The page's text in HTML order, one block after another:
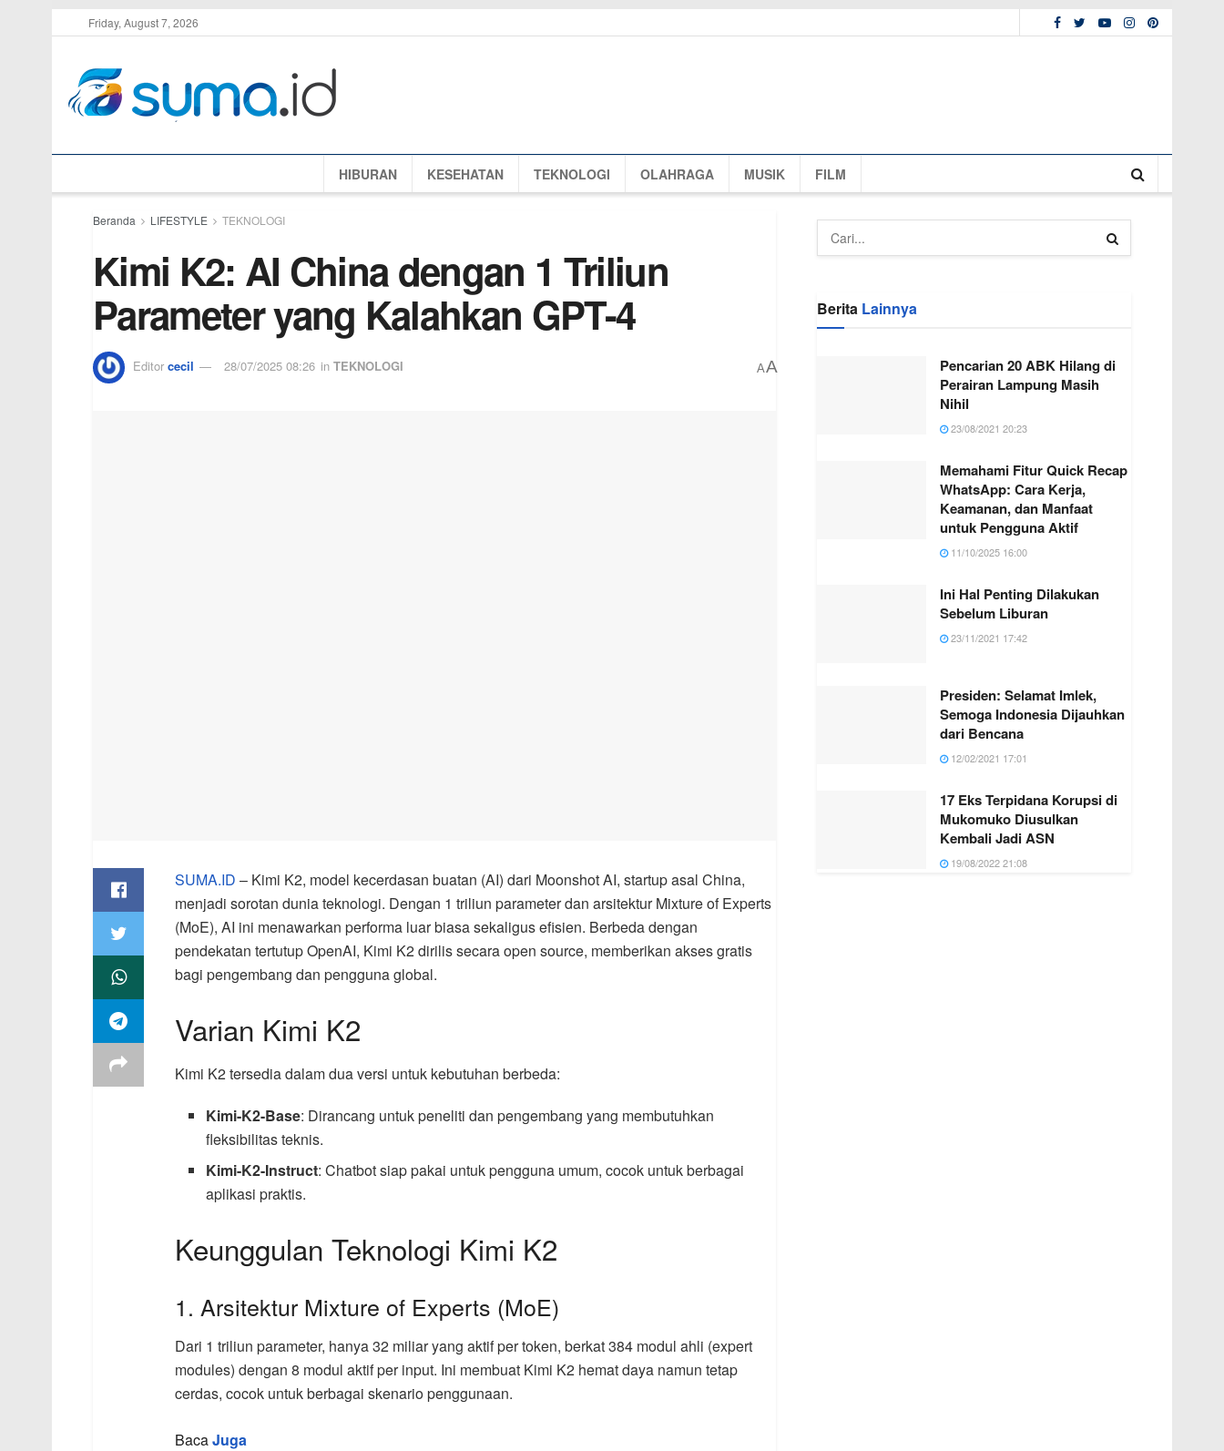
Friday, August 7, 2026
HIBURAN KESEHATAN TEKNOLOGI OLAHRAGA MUSIK FILM
Beranda LIFESTYLE TEKNOLOGI
Kimi K2: AI China dengan 1 Triliun
Parameter yang Kalahkan GPT-4
Editor cecil 28/07/2025 08:26 in TEKNOLOGI AA
SUMA.ID – Kimi K2, model kecerdasan buatan (AI) dari Moonshot AI, startup asal China,
menjadi sorotan dunia teknologi. Dengan 1 triliun parameter dan arsitektur Mixture of Experts
(MoE), AI ini menawarkan performa luar biasa sekaligus efisien. Berbeda dengan
pendekatan tertutup OpenAI, Kimi K2 dirilis secara open source, memberikan akses gratis
bagi pengembang dan pengguna global.
Varian Kimi K2
Kimi K2 tersedia dalam dua versi untuk kebutuhan berbeda:
Kimi-K2-Base: Dirancang untuk peneliti dan pengembang yang membutuhkan
fleksibilitas teknis.
Kimi-K2-Instruct: Chatbot siap pakai untuk pengguna umum, cocok untuk berbagai
aplikasi praktis.
Keunggulan Teknologi Kimi K2
1. Arsitektur Mixture of Experts (MoE)
Dari 1 triliun parameter, hanya 32 miliar yang aktif per token, berkat 384 modul ahli (expert
modules) dengan 8 modul aktif per input. Ini membuat Kimi K2 hemat daya namun tetap
cerdas, cocok untuk berbagai skenario penggunaan.
BacaJuga
Berita Lainnya
Pencarian 20 ABK Hilang di
Perairan Lampung Masih
Nihil
23/08/2021 20:23
Memahami Fitur Quick Recap
WhatsApp: Cara Kerja,
Keamanan, dan Manfaat
untuk Pengguna Aktif
11/10/2025 16:00
Ini Hal Penting Dilakukan
Sebelum Liburan
23/11/2021 17:42
Presiden: Selamat Imlek,
Semoga Indonesia Dijauhkan
dari Bencana
12/02/2021 17:01
17 Eks Terpidana Korupsi di
Mukomuko Diusulkan
Kembali Jadi ASN
19/08/2022 21:08